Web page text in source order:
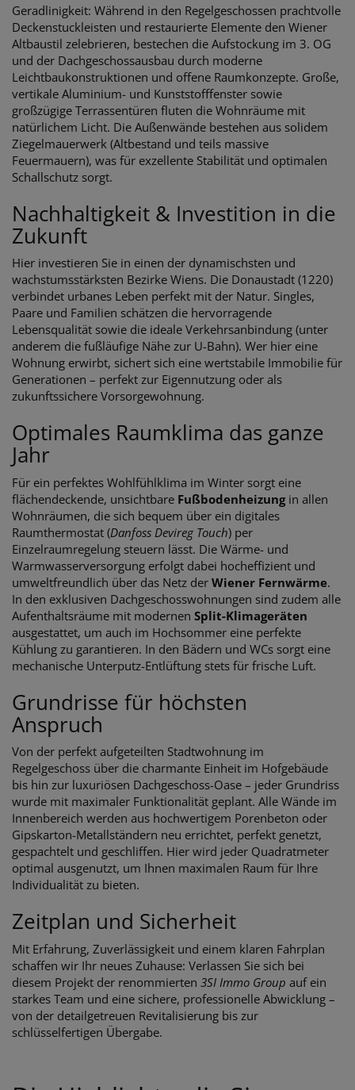
Geradlinigkeit: Während in den Regelgeschossen prachtvolle
Deckenstuckleisten und restaurierte Elemente den Wiener
Altbaustil zelebrieren, bestechen die Aufstockung im 3. OG
und der Dachgeschossausbau durch moderne
Leichtbaukonstruktionen und offene Raumkonzepte. Große,
vertikale Aluminium- und Kunststofffenster sowie
großzügige Terrassentüren fluten die Wohnräume mit
natürlichem Licht. Die Außenwände bestehen aus solidem
Ziegelmauerwerk (Altbestand und teils massive
Feuermauern), was für exzellente Stabilität und optimalen
Schallschutz sorgt.
Nachhaltigkeit & Investition in die
Zukunft
Hier investieren Sie in einen der dynamischsten und
wachstumsstärksten Bezirke Wiens. Die Donaustadt (1220)
verbindet urbanes Leben perfekt mit der Natur. Singles,
Paare und Familien schätzen die hervorragende
Lebensqualität sowie die ideale Verkehrsanbindung (unter
anderem die fußläufige Nähe zur U-Bahn). Wer hier eine
Wohnung erwirbt, sichert sich eine wertstabile Immobilie für
Generationen – perfekt zur Eigennutzung oder als
zukunftssichere Vorsorgewohnung.
Optimales Raumklima das ganze
Jahr
Für ein perfektes Wohlfühlklima im Winter sorgt eine
flächendeckende, unsichtbare Fußbodenheizungin allen
Wohnräumen, die sich bequem über ein digitales
Raumthermostat (Danfoss Devireg Touch) per
Einzelraumregelung steuern lässt. Die Wärme- und
Warmwasserversorgung erfolgt dabei hocheffizient und
umweltfreundlich über das Netz der Wiener Fernwärme.
In den exklusiven Dachgeschosswohnungen sind zudem alle
Aufenthaltsräume mit modernen Split-Klimageräten
ausgestattet, um auch im Hochsommer eine perfekte
Kühlung zu garantieren. In den Bädern und WCs sorgt eine
mechanische Unterputz-Entlüftung stets für frische Luft.
Grundrisse für höchsten
Anspruch
Von der perfekt aufgeteilten Stadtwohnung im
Regelgeschoss über die charmante Einheit im Hofgebäude
bis hin zur luxuriösen Dachgeschoss-Oase – jeder Grundriss
wurde mit maximaler Funktionalität geplant. Alle Wände im
Innenbereich werden aus hochwertigem Porenbeton oder
Gipskarton-Metallständern neu errichtet, perfekt genetzt,
gespachtelt und geschliffen. Hier wird jeder Quadratmeter
optimal ausgenutzt, um Ihnen maximalen Raum für Ihre
Individualität zu bieten.
Zeitplan und Sicherheit
Mit Erfahrung, Zuverlässigkeit und einem klaren Fahrplan
schaffen wir Ihr neues Zuhause: Verlassen Sie sich bei
diesem Projekt der renommierten 3SI Immo Group auf ein
starkes Team und eine sichere, professionelle Abwicklung –
von der detailgetreuen Revitalisierung bis zur
schlüsselfertigen Übergabe.